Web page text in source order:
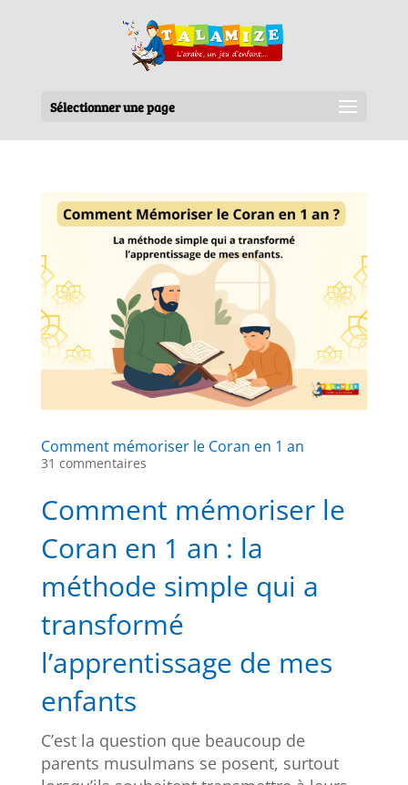
Sélectionner une page
Comment mémoriser le Coran en 1 an
31 commentaires
Comment mémoriser le
Coran en 1 an : la
méthode simple qui a
transformé
l’apprentissage de mes
enfants
C’est la question que beaucoup de
parents musulmans se posent, surtout